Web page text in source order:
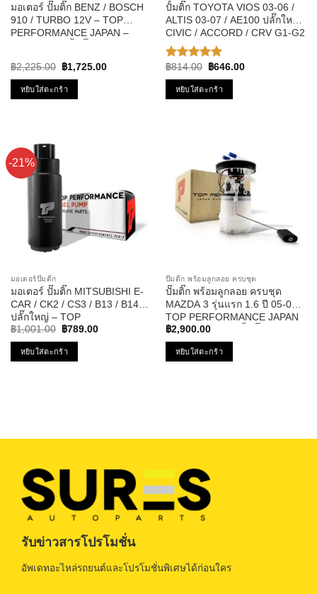
มอเตอร์ ปั๊มติ๊ก BENZ / BOSCH
910 / TURBO 12V – TOP
PERFORMANCE JAPAN –
฿2,225.00
Original
was:
฿2,225.00.
฿1,725.00Current
หยิบใส่ตะกร้า
ปั้มติ๊ก TOYOTA VIOS 03-06 /
ALTIS 03-07 / AE100 ปลั๊กใหญ่ /
CIVIC / ACCORD / CRV G1-G2
รหัส TPFT-004 – TOP
PERFPRMANCE JAPAN
ให้คะแนน
5.00ตั้งแต่
1-5
คะแนน
฿814.00
Original
was:
฿814.00.
฿646.00Current
หยิบใส่ตะกร้า
-21%
มอเตอร์ปั๊มติ๊ก
มอเตอร์ ปั๊มติ๊ก MITSUBISHI E-
CAR / CK2 / CS3 / B13 / B14
ปลั๊กใหญ่ – TOP
PERFORMANCE JAPAN –
TPFM-401 – ปั้มติ๊ก อีคาร์
฿1,001.00
Original
was:
฿1,001.00.
฿789.00Current
หยิบใส่ตะกร้า
ปั๊มติ๊ก พร้อมลูกลอย ครบชุด
ปั๊มติ๊ก พร้อมลูกลอย ครบชุด
MAZDA 3 รุ่นแรก 1.6 ปี 05-09 –
TOP PERFORMANCE JAPAN
– TPFMZ-912 – ปั้มติ๊ก มาสด้า
สาม
฿2,900.00
หยิบใส่ตะกร้า
รับข่าวสารโปรโมชั่น
อัพเดทอะไหล่รถยนต์และโปรโมชั่นพิเศษได้ก่อนใคร